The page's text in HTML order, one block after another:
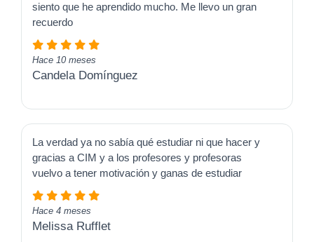
siento que he aprendido mucho. Me llevo un gran
recuerdo
Hace 10 meses
Candela Domínguez
La verdad ya no sabía qué estudiar ni que hacer y
gracias a CIM y a los profesores y profesoras
vuelvo a tener motivación y ganas de estudiar
Hace 4 meses
Melissa Rufflet